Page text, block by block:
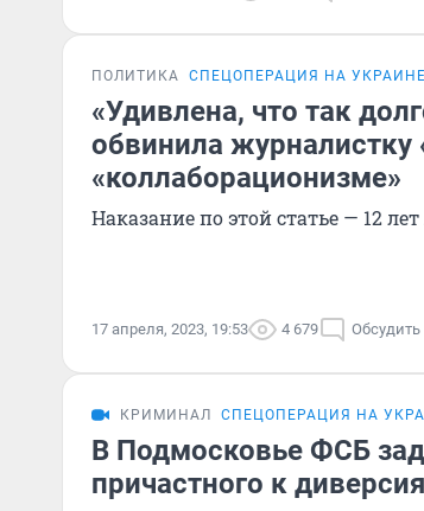
ПОЛИТИКА СПЕЦОПЕРАЦИЯ НА УКРАИНЕ
«Удивлена, что так
обвинила
«коллаборационизме»
Наказание по этой статье — 12
17 апреля, 2023, 19:53 4 679 Обсудить
КРИМИНАЛ СПЕЦОПЕРАЦИЯ НА
В Подмосковье ФСБ
причастного к